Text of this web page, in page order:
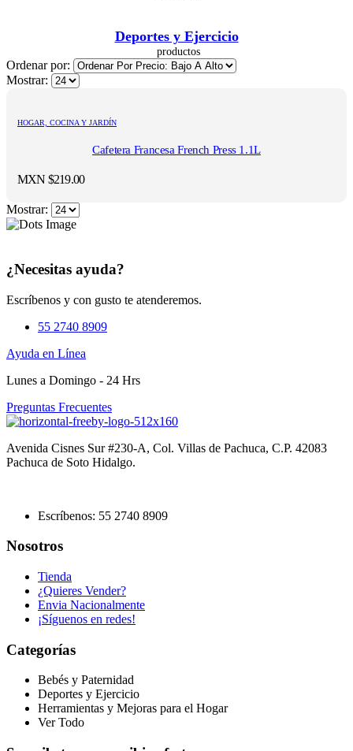
Deportes y Ejercicio
Ordenar por:
Mostrar:
HOGAR, COCINA Y JARDÍN
Cafetera Francesa French Press 1.1L
MXN $219.00
Mostrar:
¿Necesitas ayuda?
Escríbenos y con gusto te atenderemos.
55 2740 8909
Ayuda en Línea
Lunes a Domingo - 24 Hrs
Preguntas Frecuentes
Avenida Cisnes Sur #230-A, Col. Villas de Pachuca, C.P. 42083
Pachuca de Soto Hidalgo.
Escríbenos: 55 2740 8909
Nosotros
Tienda
¿Quieres Vender?
Envia Nacionalmente
¡Síguenos en redes!
Categorías
Bebés y Paternidad
Deportes y Ejercicio
Herramientas y Mejoras para el Hogar
Ver Todo